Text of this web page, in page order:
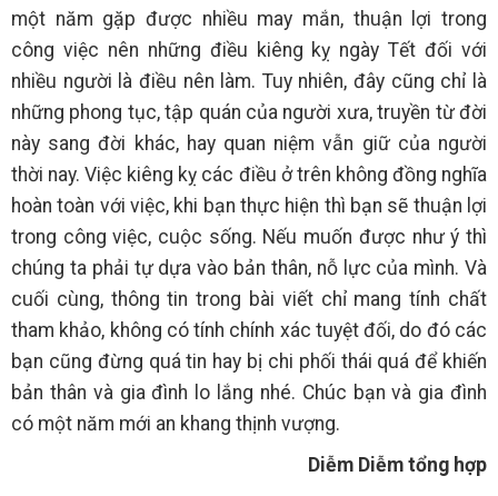
một năm gặp được nhiều may mắn, thuận lợi trong
công việc nên những điều kiêng kỵ ngày Tết đối với
nhiều người là điều nên làm. Tuy nhiên, đây cũng chỉ là
những phong tục, tập quán của người xưa, truyền từ đời
này sang đời khác, hay quan niệm vẫn giữ của người
thời nay. Việc kiêng kỵ các điều ở trên không đồng nghĩa
hoàn toàn với việc, khi bạn thực hiện thì bạn sẽ thuận lợi
trong công việc, cuộc sống. Nếu muốn được như ý thì
chúng ta phải tự dựa vào bản thân, nỗ lực của mình. Và
cuối cùng, thông tin trong bài viết chỉ mang tính chất
tham khảo, không có tính chính xác tuyệt đối, do đó các
bạn cũng đừng quá tin hay bị chi phối thái quá để khiến
bản thân và gia đình lo lắng nhé. Chúc bạn và gia đình
có một năm mới an khang thịnh vượng.
Diễm Diễm tổng hợp